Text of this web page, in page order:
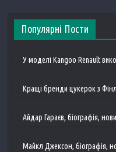
Популярні Пости
У моделі Kangoo Renault
Кращі бренди цукерок з
Айдар Гараєв, біографія,
Майкл Джексон, біографія,